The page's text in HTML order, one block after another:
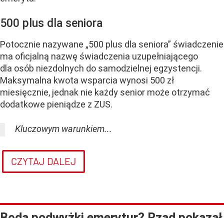
500 plus dla seniora
Potocznie nazywane „500 plus dla seniora” świadczenie
ma oficjalną nazwę świadczenia uzupełniającego
dla osób niezdolnych do samodzielnej egzystencji.
Maksymalna kwota wsparcia wynosi 500 zł
miesięcznie, jednak nie każdy senior może otrzymać
dodatkowe pieniądze z ZUS.
Kluczowym warunkiem...
CZYTAJ DALEJ